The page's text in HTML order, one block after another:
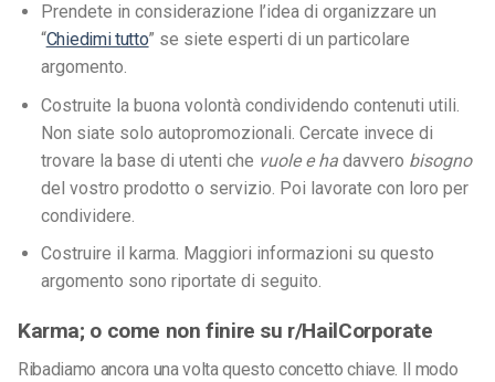
Prendete in considerazione l’idea di organizzare un
“Chiedimi tutto” se siete esperti di un particolare
argomento.
Costruite la buona volontà condividendo contenuti utili.
Non siate solo autopromozionali. Cercate invece di
trovare la base di utenti che vuole e ha davvero bisogno
del vostro prodotto o servizio. Poi lavorate con loro per
condividere.
Costruire il karma. Maggiori informazioni su questo
argomento sono riportate di seguito.
Karma; o come non finire su r/HailCorporate
Ribadiamo ancora una volta questo concetto chiave. Il modo